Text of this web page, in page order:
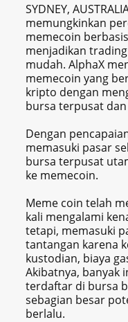
SYDNEY,
memungkinkan
memecoin
menjadikan
mudah. AlphaX
memecoin yang
kripto dengan
bursa terpusat
Dengan
memasuki pasar
bursa terpusat
ke memecoin.
Meme coin telah
kali mengalami
tetapi, memasuki
tantangan karena
kustodian, biaya
Akibatnya, banyak
terdaftar di bursa
sebagian besar
berlalu.